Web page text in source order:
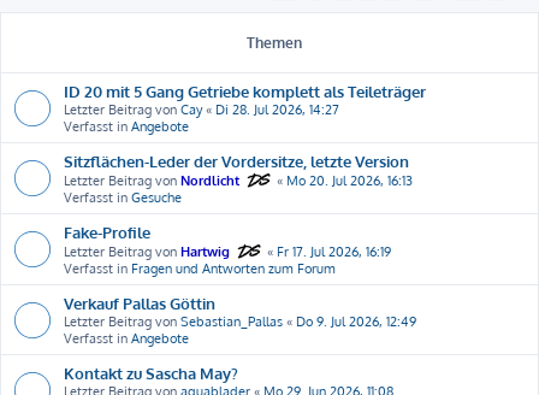
Themen
ID 20 mit 5 Gang Getriebe komplett als Teileträger
Letzter Beitrag von Cay« Di 28. Jul 2026, 14:27
Verfasst in Angebote
Sitzflächen-Leder der Vordersitze, letzte Version
Letzter Beitrag von Nordlicht « Mo 20. Jul 2026, 16:13
Verfasst in Gesuche
Fake-Profile
Letzter Beitrag von Hartwig « Fr 17. Jul 2026, 16:19
Verfasst in Fragen und Antworten zum Forum
Verkauf Pallas Göttin
Letzter Beitrag von Sebastian_Pallas « Do 9. Jul 2026, 12:49
Verfasst in Angebote
Kontakt zu Sascha May?
Letzter Beitrag von aquablader « Mo 29. Jun 2026, 11:08